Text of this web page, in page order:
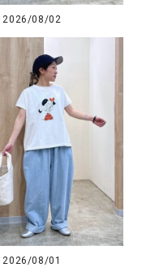
2026/08/02
2026/08/01